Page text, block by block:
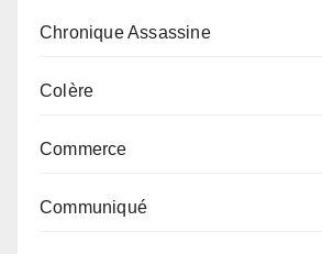
Chronique Assassine
Colère
Commerce
Communiqué